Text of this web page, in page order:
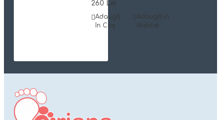
260 Lei
Adaugă
în Coş
Adaugă in
Wishlist